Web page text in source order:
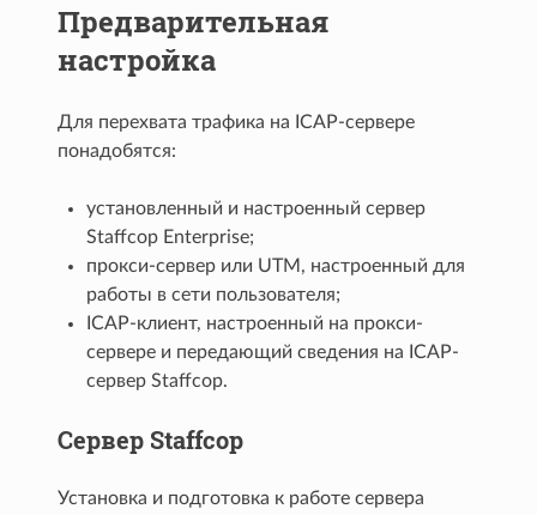
Предварительная
настройка
Для перехвата трафика на ICAP-сервере
понадобятся:
установленный и настроенный сервер
Staffcop Enterprise;
прокси-сервер или UTM, настроенный для
работы в сети пользователя;
ICAP-клиент, настроенный на прокси-
сервере и передающий сведения на ICAP-
сервер Staffcop.
Сервер Staffcop
Установка и подготовка к работе сервера